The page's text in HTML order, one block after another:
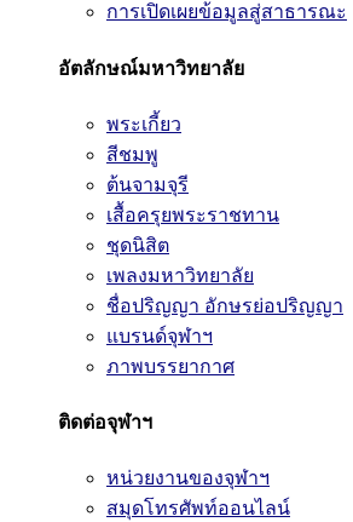
การเปิดเผยข้อมูลสู่สาธารณะ
อัตลักษณ์มหาวิทยาลัย
พระเกี้ยว
สีชมพู
ต้นจามจุรี
เสื้อครุยพระราชทาน
ชุดนิสิต
เพลงมหาวิทยาลัย
ชื่อปริญญา อักษรย่อปริญญา
แบรนด์จุฬาฯ
ภาพบรรยากาศ
ติดต่อจุฬาฯ
หน่วยงานของจุฬาฯ
สมุดโทรศัพท์ออนไลน์